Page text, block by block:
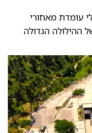
עומדת מאחורי
ההילולה הגדולה